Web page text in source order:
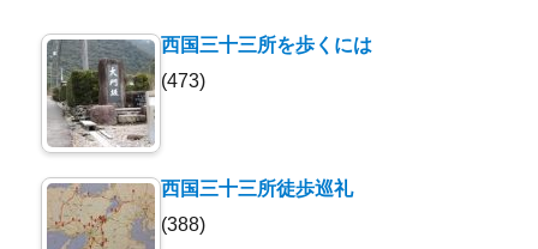
西国三十三所を歩くには
(473)
西国三十三所徒歩巡礼
(388)